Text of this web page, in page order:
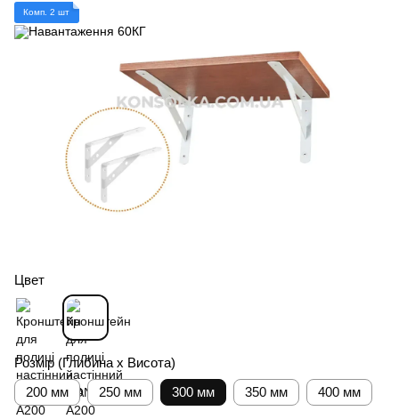
Комп. 2 шт
Цвет
Розмір (Глибина х Висота)
200 мм
250 мм 300 мм 350 мм 400 мм